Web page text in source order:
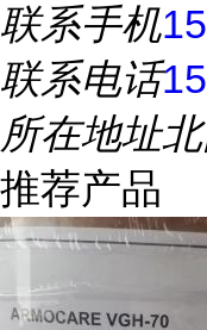
联系手机
联系电话
所在地址
推荐产品